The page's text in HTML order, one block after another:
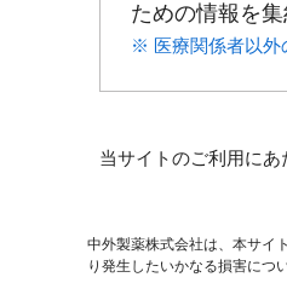
ための情報を
※ 医療関係者以外
当サイトのご利用にあ
中外製薬株式会社は、本サイ
り発生したいかなる損害につ